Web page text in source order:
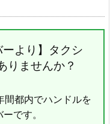
ーより】タクシ
りませんか？
間都内でハンドルを
です。